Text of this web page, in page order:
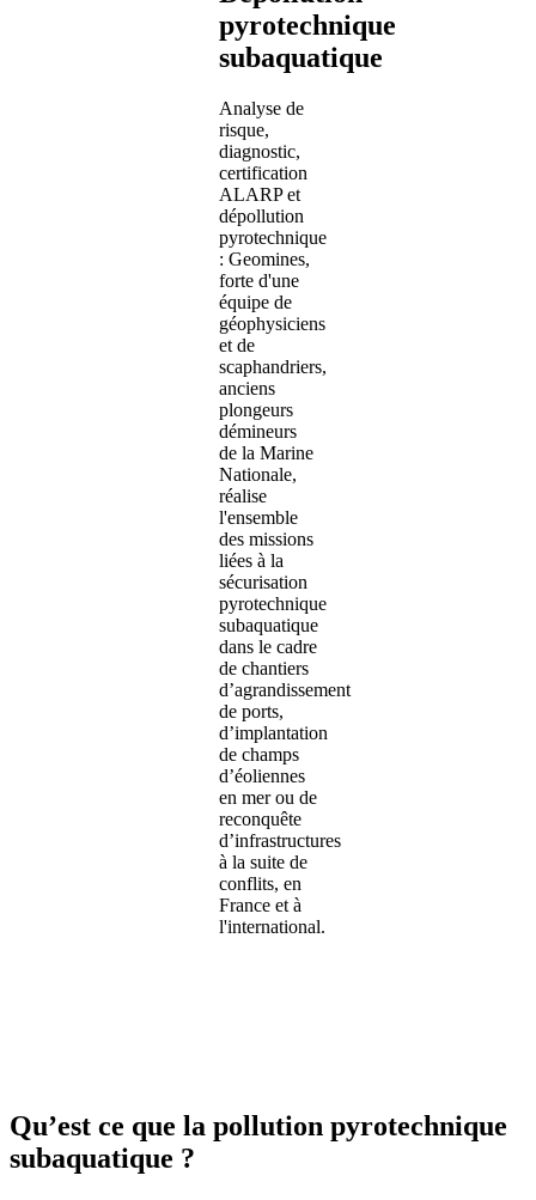
pyrotechnique
subaquatique
Analyse de
risque,
diagnostic,
certification
ALARP et
dépollution
pyrotechnique
: Geomines,
forte d'une
équipe de
géophysiciens
et de
scaphandriers,
anciens
plongeurs
démineurs
de la Marine
Nationale,
réalise
l'ensemble
des missions
liées à la
sécurisation
pyrotechnique
subaquatique
dans le cadre
de chantiers
d’agrandissement
de ports,
d’implantation
de champs
d’éoliennes
en mer ou de
reconquête
d’infrastructures
à la suite de
conflits, en
France et à
l'international.
Qu’est ce que la pollution pyrotechnique
subaquatique ?